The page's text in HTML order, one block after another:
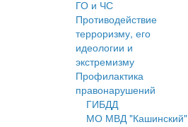
ГО и ЧС
Противодействие
терроризму, его
идеологии и
экстремизму
Профилактика
правонарушений
ГИБДД
МО МВД "Кашинский"